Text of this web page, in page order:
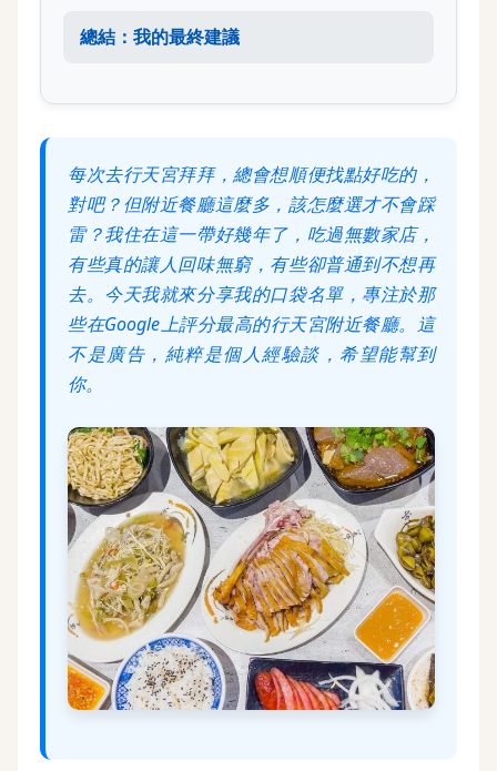
總結：我的最終建議
每次去行天宮拜拜，總會想順便找點好吃的，
對吧？但附近餐廳這麼多，該怎麼選才不會踩
雷？我住在這一帶好幾年了，吃過無數家店，
有些真的讓人回味無窮，有些卻普通到不想再
去。今天我就來分享我的口袋名單，專注於那
些在Google上評分最高的行天宮附近餐廳。這
不是廣告，純粹是個人經驗談，希望能幫到
你。